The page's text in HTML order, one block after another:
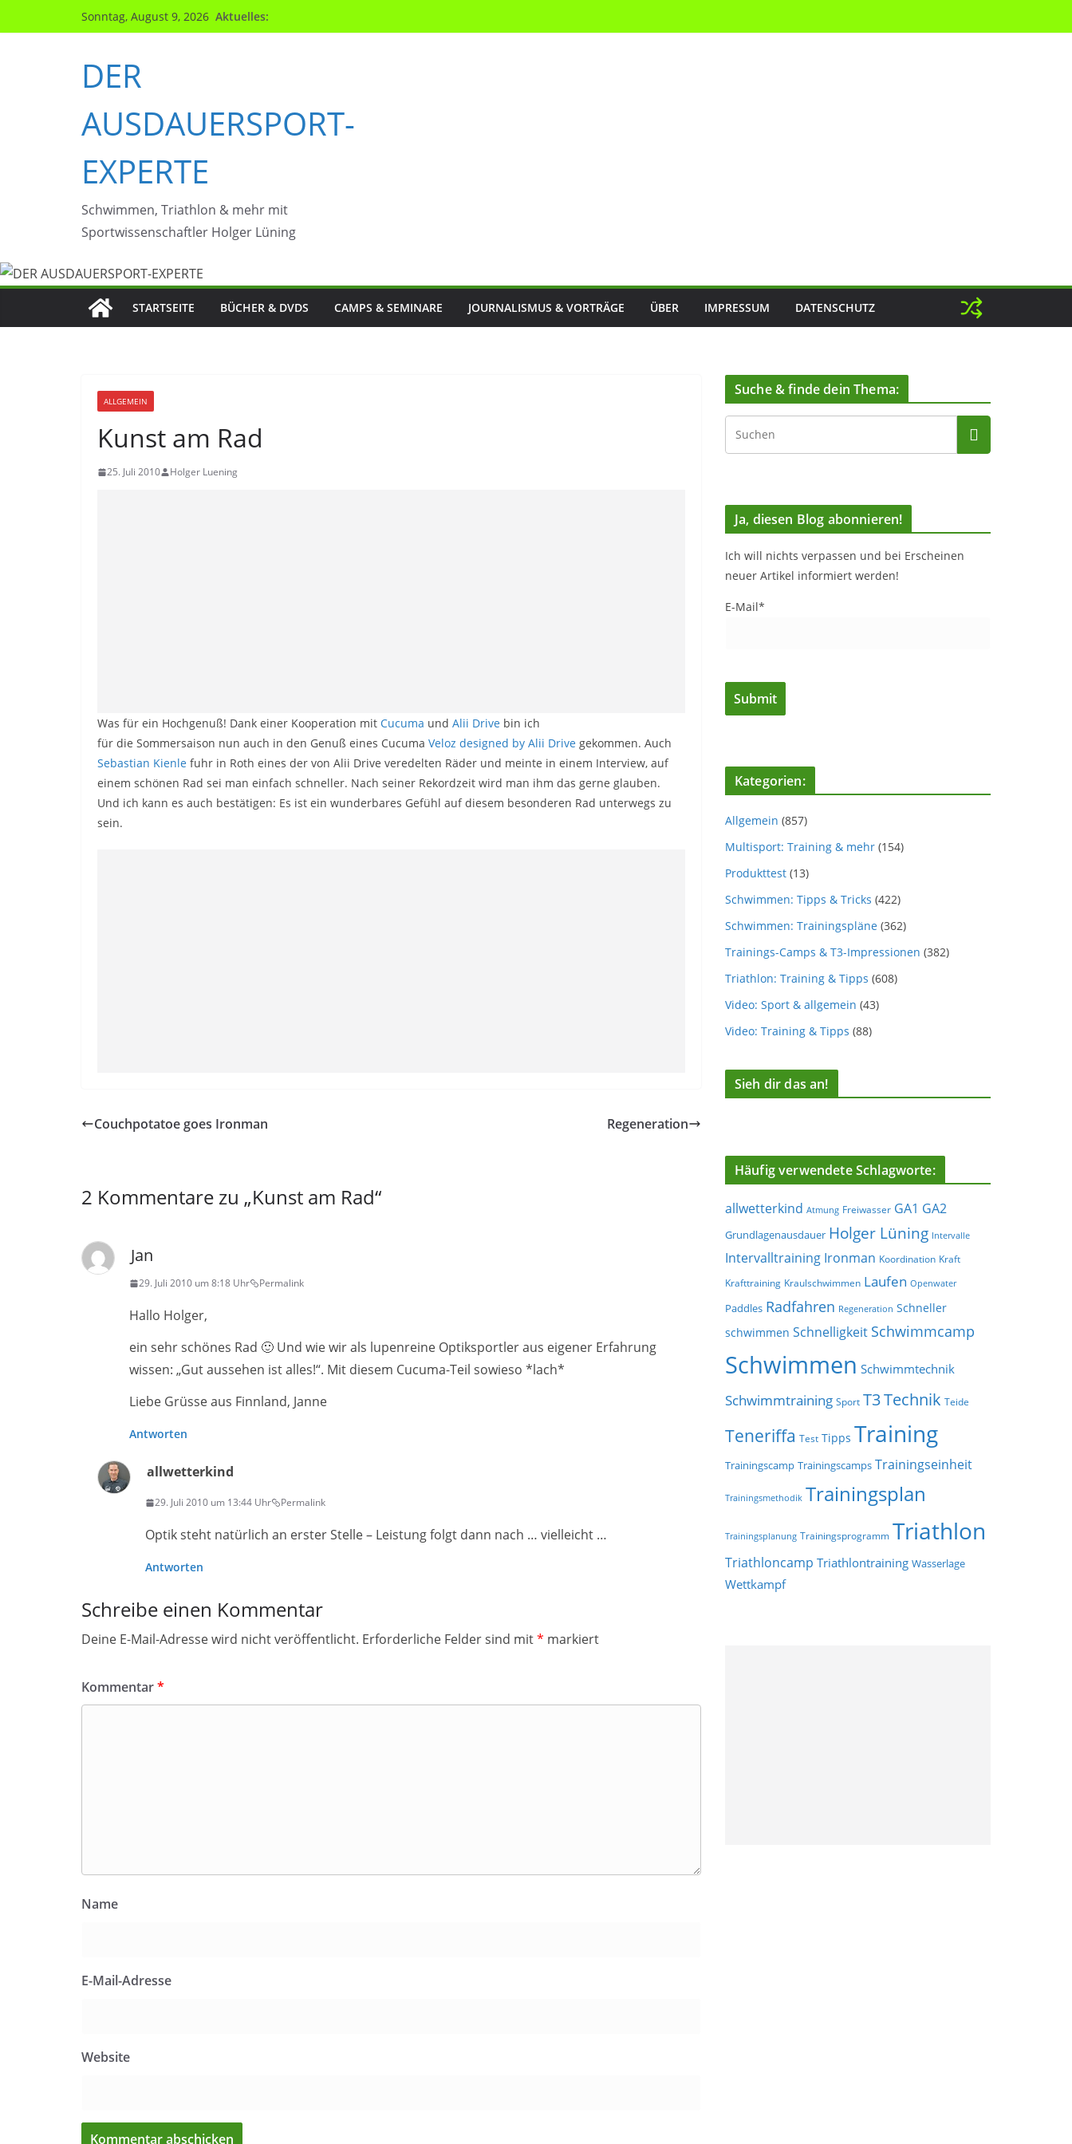
Inhalt
Sonntag, August 9, 2026 Aktuelles:
DER
AUSDAUERSPORT-
EXPERTE
Schwimmen, Triathlon & mehr mit
Sportwissenschaftler Holger Lüning
STARTSEITE BÜCHER & DVDS CAMPS & SEMINARE JOURNALISMUS & VORTRÄGE ÜBER IMPRESSUM DATENSCHUTZ
ALLGEMEIN
Kunst am Rad
25. Juli 2010 Holger Luening
Was für ein Hochgenuß! Dank einer Kooperation mit Cucuma und Alii Drive bin ich
für die Sommersaison nun auch in den Genuß eines Cucuma Veloz designed by Alii Drive gekommen. Auch
Sebastian Kienle fuhr in Roth eines der von Alii Drive veredelten Räder und meinte in einem Interview, auf
einem schönen Rad sei man einfach schneller. Nach seiner Rekordzeit wird man ihm das gerne glauben.
Und ich kann es auch bestätigen: Es ist ein wunderbares Gefühl auf diesem besonderen Rad unterwegs zu
sein.
Couchpotatoe goes Ironman Regeneration
2 Kommentare zu „Kunst am Rad“
Jan
29. Juli 2010 um 8:18 Uhr Permalink
Hallo Holger,
ein sehr schönes Rad 🙂 Und wie wir als lupenreine Optiksportler aus eigener Erfahrung
wissen: „Gut aussehen ist alles!“. Mit diesem Cucuma-Teil sowieso *lach*
Liebe Grüsse aus Finnland, Janne
Antworten
allwetterkind
29. Juli 2010 um 13:44 Uhr Permalink
Optik steht natürlich an erster Stelle – Leistung folgt dann nach … vielleicht …
Antworten
Schreibe einen Kommentar
Deine E-Mail-Adresse wird nicht veröffentlicht. Erforderliche Felder sind mit* markiert
Kommentar*
Name
E-Mail-Adresse
Website
Suche & finde dein Thema:
Ja, diesen Blog abonnieren!
Ich will nichts verpassen und bei Erscheinen
neuer Artikel informiert werden!
E-Mail*
Kategorien:
Allgemein (857)
Multisport: Training & mehr (154)
Produkttest (13)
Schwimmen: Tipps & Tricks (422)
Schwimmen: Trainingspläne (362)
Trainings-Camps & T3-Impressionen (382)
Triathlon: Training & Tipps (608)
Video: Sport & allgemein (43)
Video: Training & Tipps (88)
Sieh dir das an!
Häufig verwendete Schlagworte:
allwetterkind Atmung Freiwasser GA1 GA2
Grundlagenausdauer Holger Lüning Intervalle
Intervalltraining Ironman Koordination Kraft
Krafttraining Kraulschwimmen Laufen Openwater
Paddles Radfahren Regeneration Schneller
schwimmen Schnelligkeit Schwimmcamp
Schwimmen Schwimmtechnik
Schwimmtraining Sport T3Technik Teide
Teneriffa Test Tipps Training
Trainingscamp Trainingscamps Trainingseinheit
Trainingsmethodik Trainingsplan
Trainingsplanung Trainingsprogramm Triathlon
Triathloncamp Triathlontraining Wasserlage
Wettkampf